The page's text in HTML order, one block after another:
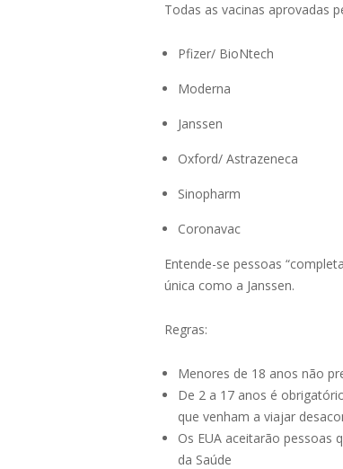
Todas as vacinas aprovadas
Pfizer/ BioNtech
Moderna
Janssen
Oxford/ Astrazeneca
Sinopharm
Coronavac
Entende-se pessoas
única como a Janssen.
Regras:
Menores de 18 anos não
De 2 a 17 anos é
que venham a viajar
Os EUA aceitarão pessoas
da Saúde